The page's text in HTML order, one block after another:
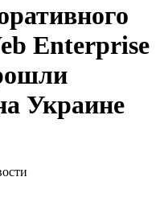
Enterprise
Украине